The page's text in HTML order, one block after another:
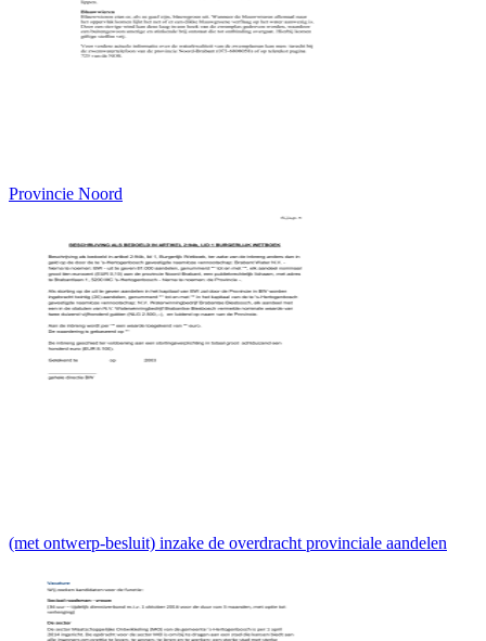
Provincie Noord
(met ontwerp-besluit) inzake de overdracht provinciale aandelen